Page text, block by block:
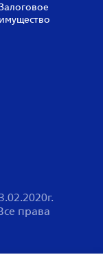
имущество
права